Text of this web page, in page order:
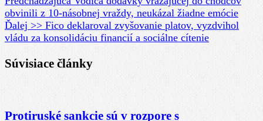
obvinili z 10-násobnej vraždy, neukázal žiadne emócie
Ďalej >> Fico deklaroval zvyšovanie platov, vyzdvihol
vládu za konsolidáciu financií a sociálne cítenie
Súvisiace články
Protiruské sankcie sú v rozpore s